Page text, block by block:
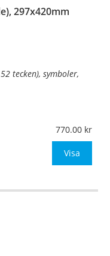
297x420mm
tecken), symboler,
upp till 0,13m²)
770.00
Visa